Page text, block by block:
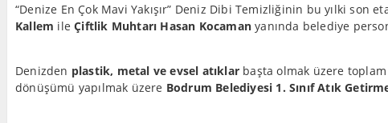
“Denize En Çok Mavi Yakışır” Deniz Dibi Temizliğinin bu yılki
Kallem ileÇiftlik Muhtarı Hasan Kocaman yanında belediye
Denizden plastik, metal ve evsel atıklar başta olmak üzere toplam
dönüşümü yapılmak üzere Bodrum Belediyesi 1. Sınıf Atık